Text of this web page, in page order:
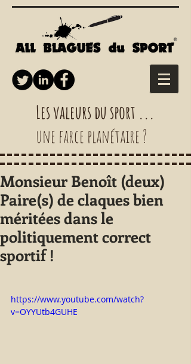
Les valeurs du sport ...
une farce planétaire ?
Monsieur Benoît (deux)
Paire(s) de claques bien
méritées dans le
politiquement correct
sportif !
https://www.youtube.com/watch?
v=OYYUtb4GUHE